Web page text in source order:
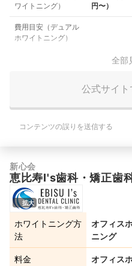
ワイトニング）
円〜）
費用目安（デュアル
ホワイトニング）
全部
公式サイ
コンテンツの誤りを送信する
新心会
恵比寿I's歯科・矯正歯
拡大
ホワイトニング方
法
オフィス
ニング
料金
オフィス